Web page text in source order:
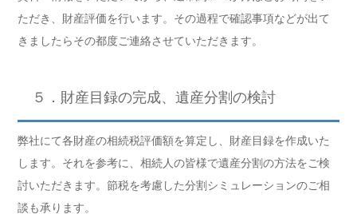
ただき、財産評価を行います。その過程で確認事項などが出て
きましたらその都度ご連絡させていただきます。
５．財産目録の完成、遺産分割の検討
弊社にて各財産の相続税評価額を算定し、財産目録を作成いた
します。それを参考に、相続人の皆様で遺産分割の方法をご検
討いただきます。節税を考慮した分割シミュレーションのご相
談も承ります。